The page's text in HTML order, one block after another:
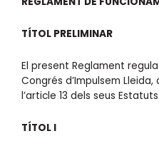
TÍTOL PRELIMINAR
El present Reglament
Congrés d’Impulsem
l’article 13 dels seus Estatuts.
TÍTOL I